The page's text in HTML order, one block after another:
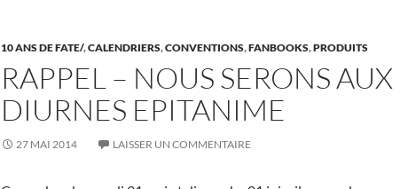
10 ANS DE FATE/,CALENDRIERS,CONVENTIONS,FANBOOKS,PRODUITS
RAPPEL – NOUS SERONS AUX
DIURNES EPITANIME
27 MAI 2014 LAISSER UN COMMENTAIRE